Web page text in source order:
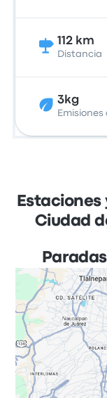
112 km
Distancia
3kg
Emisiones
Ciudad